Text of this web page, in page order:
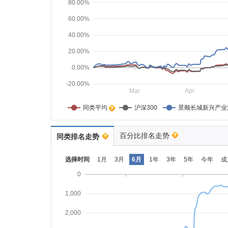
-20.00%
0.00%
20.00%
40.00%
60.00%
80.00%
Mar Apr
同类平均 沪深300 景顺长城新兴产
同类排名走势 百分比排名走势
选择时间 1月 3月 6月 1年 3年 5年 今年
0
1,000
2,000